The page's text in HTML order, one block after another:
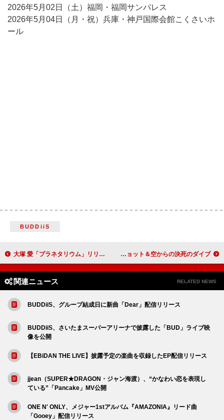
2026年5月02日（土）福岡・福岡サンパレス
2026年5月04日（月・祝）兵庫・神戸国際会館こくさいホ
ール
BUDDiiS
大塚 愛「プラネタリウム」リリース20周年記念、歴代ライブ映像をフル尺で13本繋ぐ KOTORI、楽曲「SKY」MVにツアーオフショット＆空からの決死のダイブ
関連ニュース RELATED NEWS
BUDDiiS、グループ結成日に新曲「Dear」配信リリース
BUDDiiS、さいたまスーパーアリーナで披露した「BUD」ライブ映
像を公開
【EBiDAN THE LIVE】披露予定の楽曲を収録したEP配信リリース
jjean（SUPER★DRAGON・ジャン海渡）、“かなわい恋を表現し
ている”「Pancake」MV公開
ONE N' ONLY、メジャー1stアルバム『AMAZONIA』リード曲
「Gooey」配信リリース